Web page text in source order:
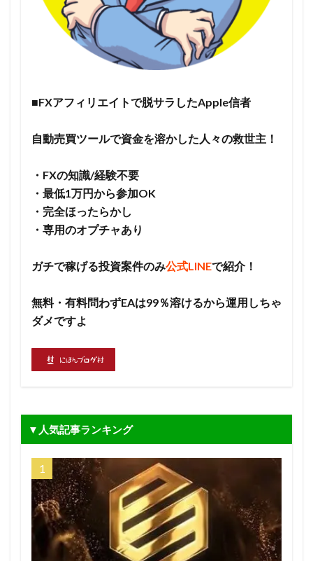
■FXアフィリエイトで脱サラしたApple信者
自動売買ツールで資金を溶かした人々の救世主！
・FXの知識/経験不要
・最低1万円から参加OK
・完全ほったらかし
・専用のオプチャあり
ガチで稼げる投資案件のみ公式LINEで紹介！
無料・有料問わずEAは99％溶けるから運用しちゃ
ダメですよ
▼人気記事ランキング